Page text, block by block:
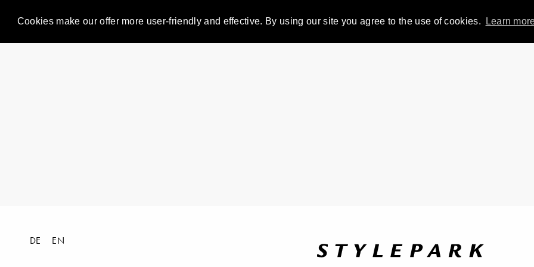
Cookies make our offer more user-friendly and effective. By using our site you agree to the use of cookies. Learn
DE EN